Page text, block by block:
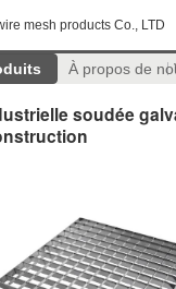
mesh products Co., LTD
À propos de
soudée